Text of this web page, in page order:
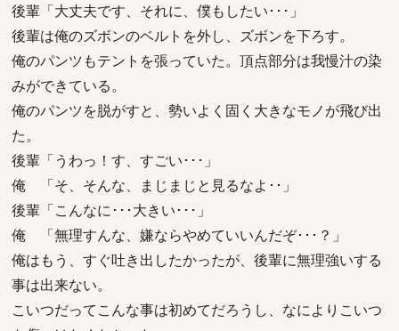
後輩「大丈夫です、それに、僕もしたい･･･」
後輩は俺のズボンのベルトを外し、ズボンを下ろす。
俺のパンツもテントを張っていた。頂点部分は我慢汁の染
みができている。
俺のパンツを脱がすと、勢いよく固く大きなモノが飛び出
た。
後輩「うわっ！す、すごい･･･」
俺 「そ、そんな、まじまじと見るなよ･･」
後輩「こんなに･･･大きい･･･」
俺 「無理すんな、嫌ならやめていいんだぞ･･･？」
俺はもう、すぐ吐き出したかったが、後輩に無理強いする
事は出来ない。
こいつだってこんな事は初めてだろうし、なによりこいつ